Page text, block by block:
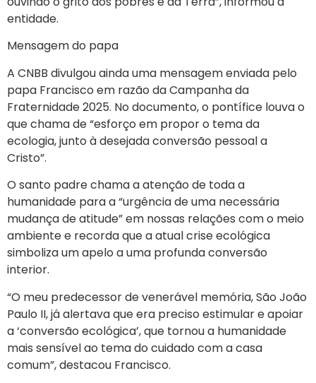
entidade.
Mensagem do papa
A CNBB divulgou ainda uma mensagem enviada pelo
papa Francisco em razão da Campanha da
Fraternidade 2025. No documento, o pontífice louva o
que chama de “esforço em propor o tema da
ecologia, junto à desejada conversão pessoal a
Cristo”.
O santo padre chama a atenção de toda a
humanidade para a “urgência de uma necessária
mudança de atitude” em nossas relações com o meio
ambiente e recorda que a atual crise ecológica
simboliza um apelo a uma profunda conversão
interior.
“O meu predecessor de venerável memória, São João
Paulo II, já alertava que era preciso estimular e apoiar
a ‘conversão ecológica’, que tornou a humanidade
mais sensível ao tema do cuidado com a casa
comum”, destacou Francisco.